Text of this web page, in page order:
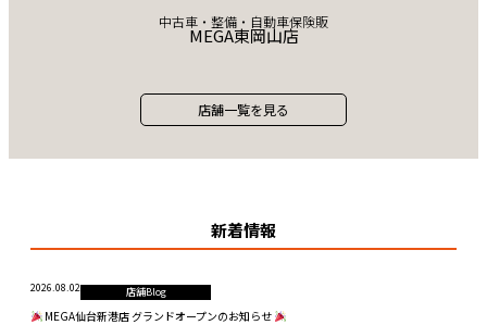
中古車・整備・自動車保険販
MEGA東岡山店
店舗一覧を見る
新着情報
2026.08.02 店舗Blog
MEGA仙台新港店 グランドオープンのお知らせ